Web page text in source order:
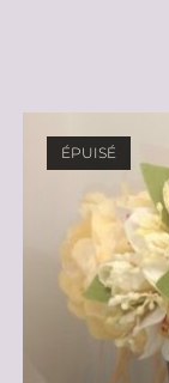
ÉPUISÉ